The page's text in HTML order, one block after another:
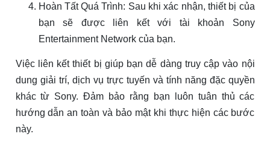
Hoàn Tất Quá Trình: Sau khi xác nhận, thiết bị của
bạn sẽ được liên kết với tài khoản Sony
Entertainment Network của bạn.
Việc liên kết thiết bị giúp bạn dễ dàng truy cập vào nội
dung giải trí, dịch vụ trực tuyến và tính năng đặc quyền
khác từ Sony. Đảm bảo rằng bạn luôn tuân thủ các
hướng dẫn an toàn và bảo mật khi thực hiện các bước
này.